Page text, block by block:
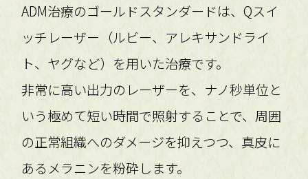
ADM治療のゴールドスタンダードは、Qスイ
ッチレーザー（ルビー、アレキサンドライ
ト、ヤグなど）を用いた治療です。
非常に高い出力のレーザーを、ナノ秒単位と
いう極めて短い時間で照射することで、周囲
の正常組織へのダメージを抑えつつ、真皮に
あるメラニンを粉砕します。